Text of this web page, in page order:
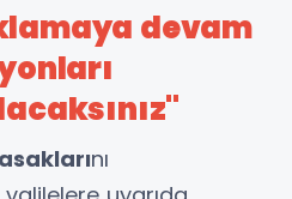
devam
nı